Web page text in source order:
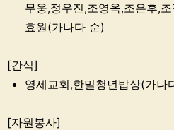
무웅,정우진,조영옥,조은후,
효원(가나다 순)
[간식]
영세교회,한밀청년밥상(가나
[자원봉사]